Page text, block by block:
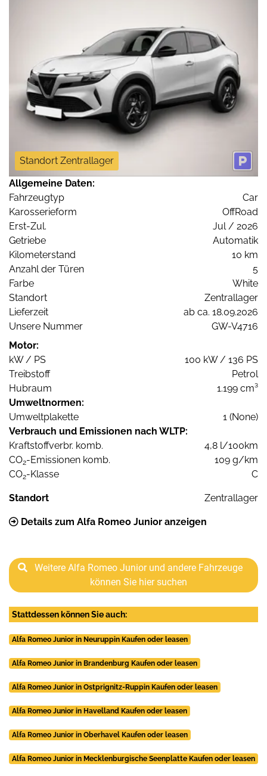
Standort Zentrallager
Allgemeine Daten:
Fahrzeugtyp
Car
Karosserieform
OffRoad
Erst-Zul.
Jul / 2026
Getriebe
Automatik
Kilometerstand
10 km
Anzahl der Türen
5
Farbe
White
Standort
Zentrallager
Lieferzeit
ab ca. 18.09.2026
Unsere Nummer
GW-V4716
Motor:
kW / PS
100 kW / 136 PS
Treibstoff
Petrol
Hubraum
1.199 cm³
Umweltnormen:
Umweltplakette
1 (None)
Verbrauch und Emissionen nach WLTP:
Kraftstoffverbr. komb.
4,8 l/100km
CO2-Emissionen komb.
109 g/km
CO2-Klasse C
Standort Zentrallager
Details zum Alfa Romeo Junior anzeigen
Weitere Alfa Romeo Junior und andere Fahrzeuge
können Sie hier suchen
Stattdessen können Sie auch:
Alfa Romeo Junior in Neuruppin Kaufen oder leasen
Alfa Romeo Junior in Brandenburg Kaufen oder leasen
Alfa Romeo Junior in Ostprignitz-Ruppin Kaufen oder leasen
Alfa Romeo Junior in Havelland Kaufen oder leasen
Alfa Romeo Junior in Oberhavel Kaufen oder leasen
Alfa Romeo Junior in Mecklenburgische Seenplatte Kaufen oder leasen